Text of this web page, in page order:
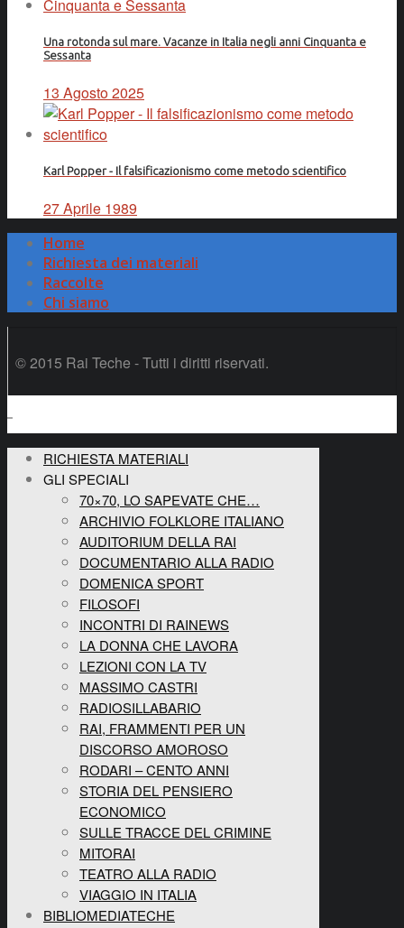
Una rotonda sul mare. Vacanze in Italia negli anni Cinquanta e
Sessanta
13 Agosto 2025
Karl Popper - Il falsificazionismo come metodo scientifico
27 Aprile 1989
Home
Richiesta dei materiali
Raccolte
Chi siamo
© 2015 Rai Teche - Tutti i diritti riservati.
RICHIESTA MATERIALI
GLI SPECIALI
70×70, LO SAPEVATE CHE…
ARCHIVIO FOLKLORE ITALIANO
AUDITORIUM DELLA RAI
DOCUMENTARIO ALLA RADIO
DOMENICA SPORT
FILOSOFI
INCONTRI DI RAINEWS
LA DONNA CHE LAVORA
LEZIONI CON LA TV
MASSIMO CASTRI
RADIOSILLABARIO
RAI, FRAMMENTI PER UN
DISCORSO AMOROSO
RODARI – CENTO ANNI
STORIA DEL PENSIERO
ECONOMICO
SULLE TRACCE DEL CRIMINE
MITORAI
TEATRO ALLA RADIO
VIAGGIO IN ITALIA
BIBLIOMEDIATECHE